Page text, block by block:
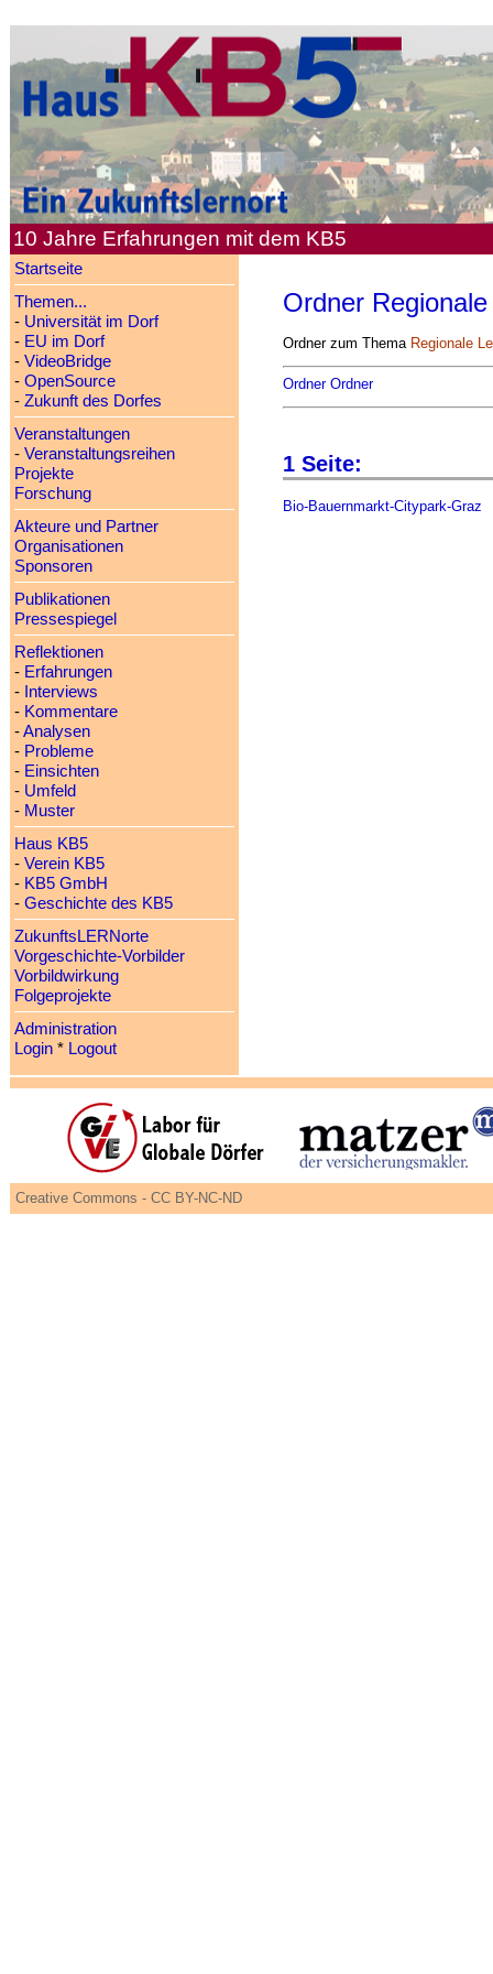
10 Jahre Erfahrungen mit dem KB5
Startseite
Themen...
- Universität im Dorf
- EU im Dorf
- VideoBridge
- OpenSource
- Zukunft des Dorfes
Veranstaltungen
- Veranstaltungsreihen
Projekte
Forschung
Akteure und Partner
Organisationen
Sponsoren
Publikationen
Pressespiegel
Reflektionen
- Erfahrungen
- Interviews
- Kommentare
-Analysen
- Probleme
- Einsichten
- Umfeld
- Muster
Haus KB5
- Verein KB5
- KB5 GmbH
- Geschichte des KB5
ZukunftsLERNorte
Vorgeschichte-Vorbilder
Vorbildwirkung
Folgeprojekte
Administration
Login* Logout
Ordner
Ordner zum Thema Regionale
Ordner Ordner
1 Seite:
Bio-Bauernmarkt-Citypark-Graz
Creative Commons - CC BY-NC-ND